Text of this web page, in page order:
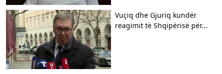
Vuçiq dhe Gjuriq kundër
reagimit të Shqipërisë për...